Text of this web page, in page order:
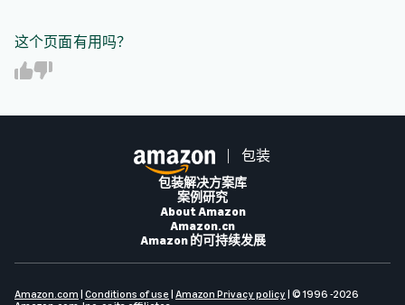
这个页面有用吗？
Y
N
包装
包装解决方案库
案例研究
About Amazon
Amazon.cn
Amazon 的可持续发展
Amazon.com | Conditions of use | Amazon Privacy policy | © 1996 -2026